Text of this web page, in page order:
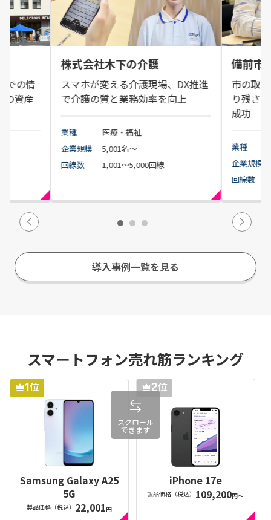
での情
の資産
株式会社木下の介護
スマホが変える介護現場、DX推進
で介護の質と業務効率を向上
業種
医療・福祉
企業規模
5,001名～
回線数
1,001～5,000回線
備前市
市の取
り残さ
成功
業種
企業規模
回線数
導入事例一覧を見る
スマートフォン売れ筋ランキング
1位
Samsung Galaxy A25
5G
製品価格（税込） 22,001円
2位
iPhone 17e
製品価格（税込） 109,200円～
スクロール
できます